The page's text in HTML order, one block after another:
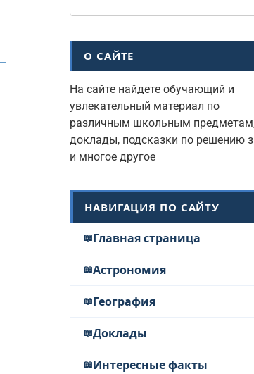
О САЙТЕ
На сайте найдете обучающий и
увлекательный материал по
различным школьным
доклады, подсказки по решению
и многое другое
НАВИГАЦИЯ ПО САЙТУ
Главная страница
Астрономия
География
Доклады
Интересные факты